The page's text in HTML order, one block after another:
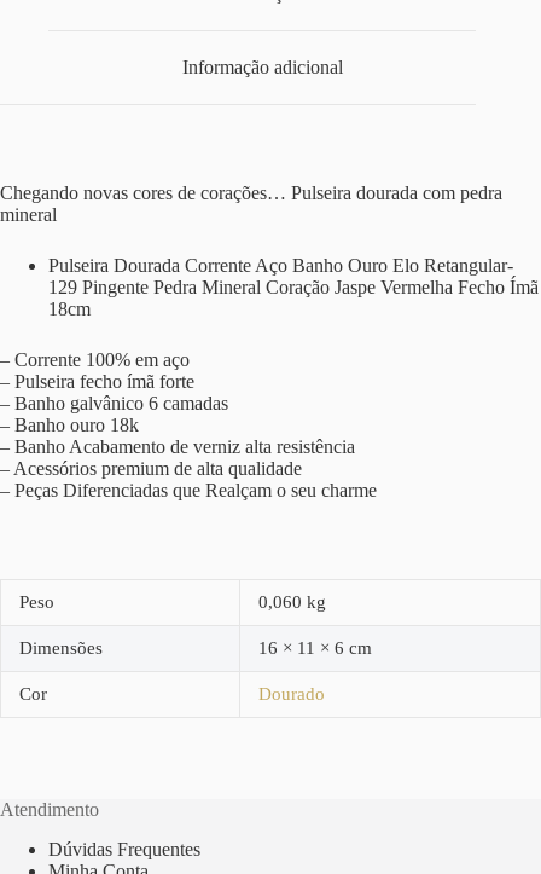
Informação adicional
Chegando novas cores de corações… Pulseira dourada com pedra
mineral
Pulseira Dourada Corrente Aço Banho Ouro Elo Retangular-
129 Pingente Pedra Mineral Coração Jaspe Vermelha Fecho Ímã
18cm
– Corrente 100% em aço
– Pulseira fecho ímã forte
– Banho galvânico 6 camadas
– Banho ouro 18k
– Banho Acabamento de verniz alta resistência
– Acessórios premium de alta qualidade
– Peças Diferenciadas que Realçam o seu charme
Peso 0,060 kg
Dimensões 16 × 11 × 6 cm
Cor Dourado
Atendimento
Dúvidas Frequentes